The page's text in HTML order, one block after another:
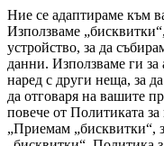
Ние се адаптираме към
Използваме
устройство, за да
данни. Използваме ги
наред с други неща, за
да отговаря на вашите
повече от Политиката
„Приемам „бисквитки“,